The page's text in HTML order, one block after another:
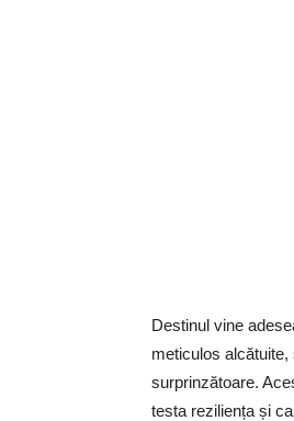
Destinul vine
meticulos
surprinzătoare.
testa reziliența și